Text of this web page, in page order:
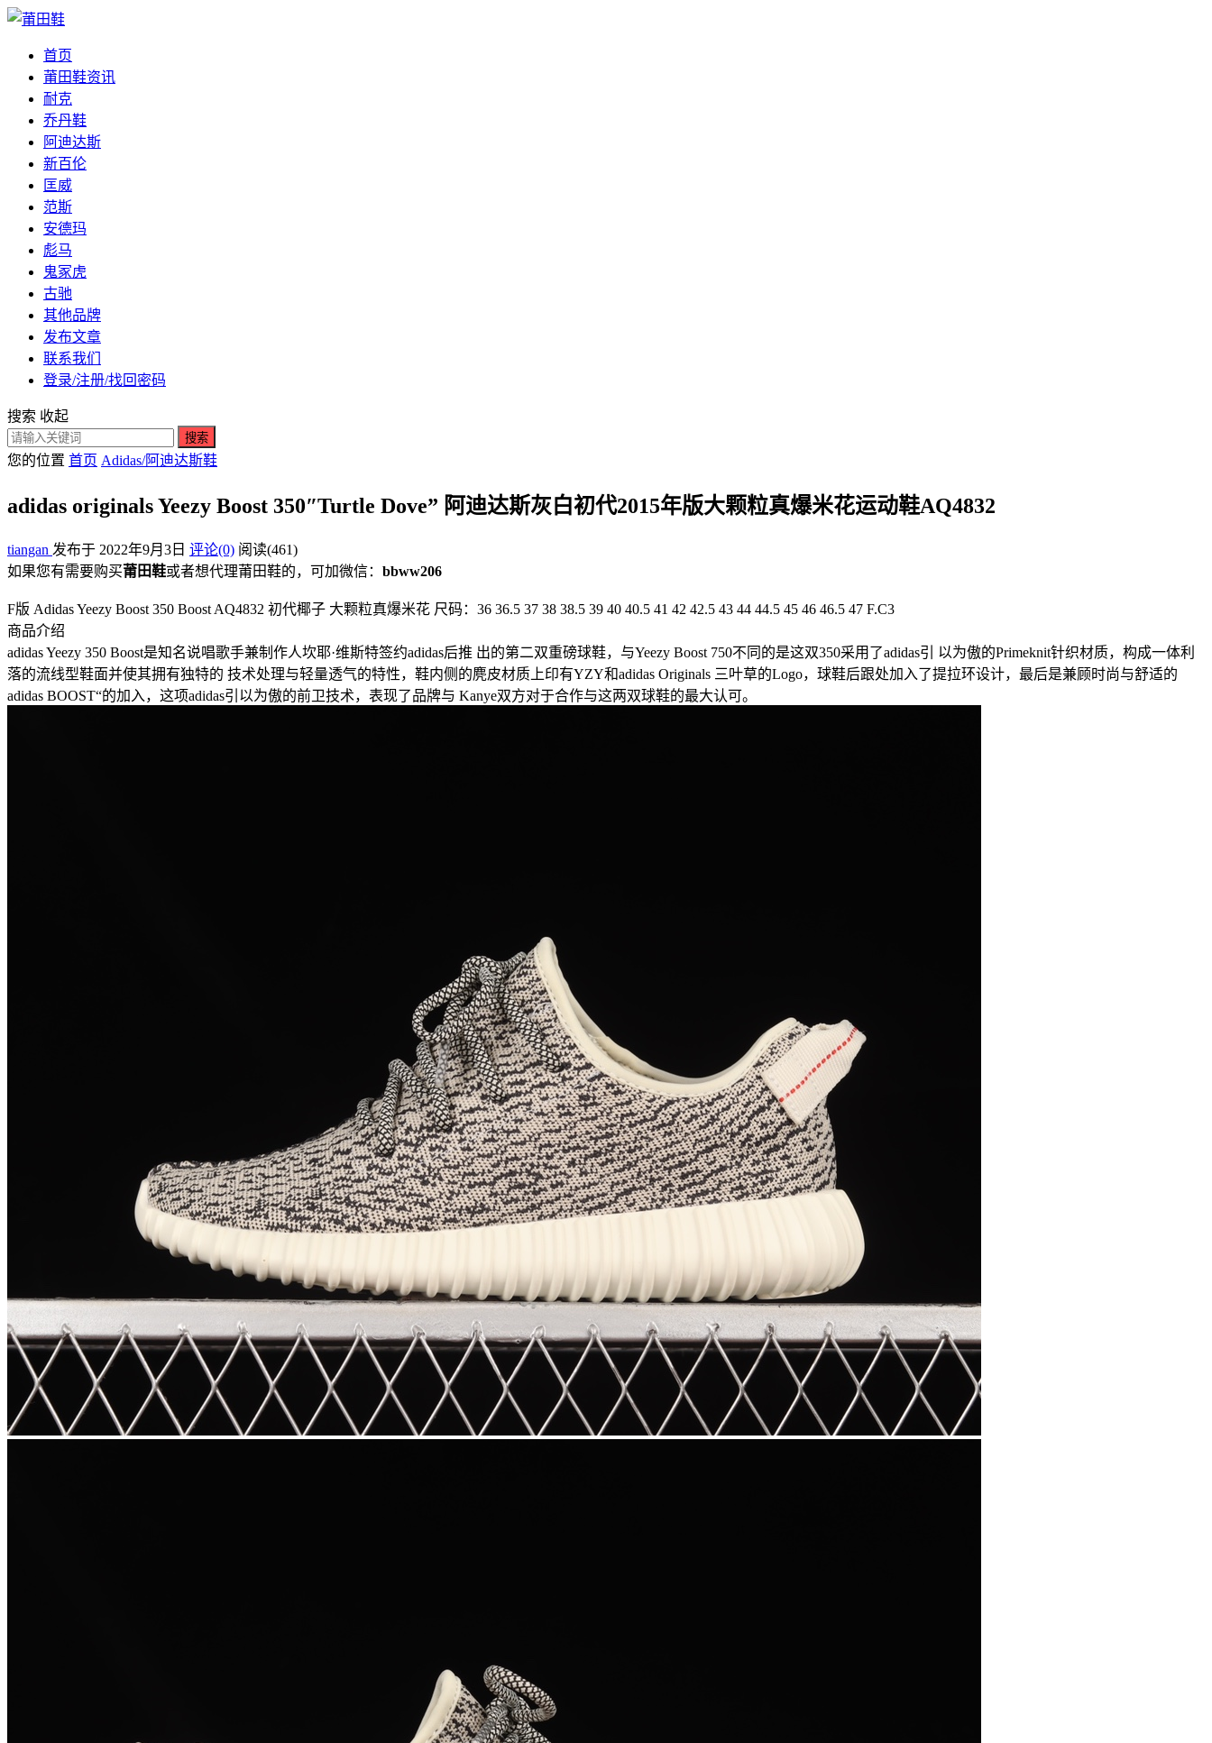
首页
莆田鞋资讯
耐克
乔丹鞋
阿迪达斯
新百伦
匡威
范斯
安德玛
彪马
鬼冢虎
古驰
其他品牌
发布文章
联系我们
登录/注册/找回密码
搜索 收起
搜索
您的位置 首页 Adidas/阿迪达斯鞋
adidas originals Yeezy Boost 350″Turtle Dove” 阿迪达斯灰白初代2015年版大颗粒真爆米花运动鞋AQ4832
tiangan 发布于 2022年9月3日 评论(0) 阅读(461)
如果您有需要购买莆田鞋或者想代理莆田鞋的，可加微信： bbww206
F版 Adidas Yeezy Boost 350 Boost AQ4832 初代椰子 大颗粒真爆米花 尺码：36 36.5 37 38 38.5 39 40 40.5 41 42 42.5 43 44 44.5 45 46 46.5 47 F.C3
商品介绍
adidas Yeezy 350 Boost是知名说唱歌手兼制作人坎耶·维斯特签约adidas后推 出的第二双重磅球鞋，与Yeezy Boost 750不同的是这双350采用了adidas引 以为傲的Primeknit针织材质，构成一体利
落的流线型鞋面并使其拥有独特的 技术处理与轻量透气的特性，鞋内侧的麂皮材质上印有YZY和adidas Originals 三叶草的Logo，球鞋后跟处加入了提拉环设计，最后是兼顾时尚与舒适的
adidas BOOST“的加入，这项adidas引以为傲的前卫技术，表现了品牌与 Kanye双方对于合作与这两双球鞋的最大认可。